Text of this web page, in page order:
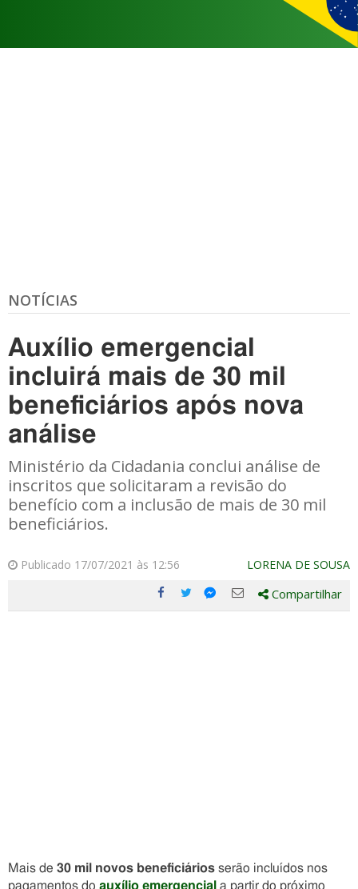
NOTÍCIAS
Auxílio emergencial
incluirá mais de 30 mil
beneficiários após nova
análise
Ministério da Cidadania conclui análise de
inscritos que solicitaram a revisão do
benefício com a inclusão de mais de 30 mil
beneficiários.
Publicado 17/07/2021 às 12:56 LORENA DE SOUSA
Compartilhe
Compartilhe
Compartilhe
Compartilhe
Compartilhar
Mais de 30 mil novos beneficiários serão incluídos nos
pagamentos do auxílio emergencial a partir do próximo